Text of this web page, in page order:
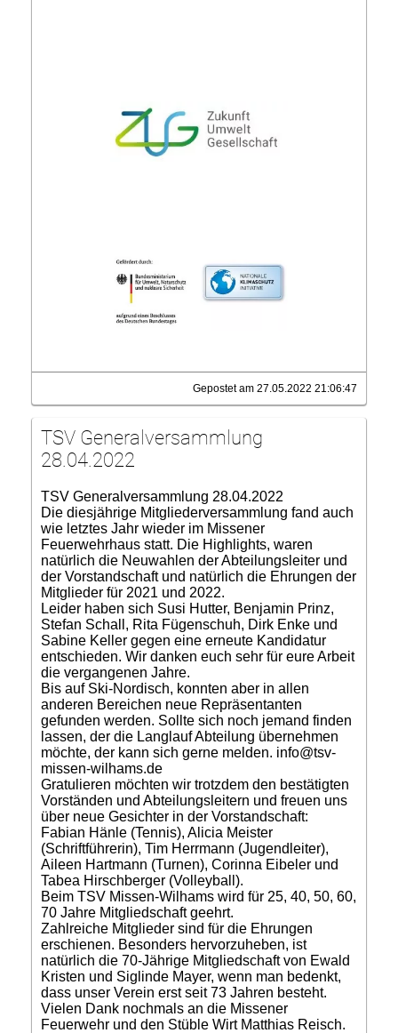
Gepostet am 27.05.2022 21:06:47
TSV Generalversammlung
28.04.2022
TSV Generalversammlung 28.04.2022
Die diesjährige Mitgliederversammlung fand auch
wie letztes Jahr wieder im Missener
Feuerwehrhaus statt. Die Highlights, waren
natürlich die Neuwahlen der Abteilungsleiter und
der Vorstandschaft und natürlich die Ehrungen der
Mitglieder für 2021 und 2022.
Leider haben sich Susi Hutter, Benjamin Prinz,
Stefan Schall, Rita Fügenschuh, Dirk Enke und
Sabine Keller gegen eine erneute Kandidatur
entschieden. Wir danken euch sehr für eure Arbeit
die vergangenen Jahre.
Bis auf Ski-Nordisch, konnten aber in allen
anderen Bereichen neue Repräsentanten
gefunden werden. Sollte sich noch jemand finden
lassen, der die Langlauf Abteilung übernehmen
möchte, der kann sich gerne melden. info@tsv-
missen-wilhams.de
Gratulieren möchten wir trotzdem den bestätigten
Vorständen und Abteilungsleitern und freuen uns
über neue Gesichter in der Vorstandschaft:
Fabian Hänle (Tennis), Alicia Meister
(Schriftführerin), Tim Herrmann (Jugendleiter),
Aileen Hartmann (Turnen), Corinna Eibeler und
Tabea Hirschberger (Volleyball).
Beim TSV Missen-Wilhams wird für 25, 40, 50, 60,
70 Jahre Mitgliedschaft geehrt.
Zahlreiche Mitglieder sind für die Ehrungen
erschienen. Besonders hervorzuheben, ist
natürlich die 70-Jährige Mitgliedschaft von Ewald
Kristen und Siglinde Mayer, wenn man bedenkt,
dass unser Verein erst seit 73 Jahren besteht.
Vielen Dank nochmals an die Missener
Feuerwehr und den Stüble Wirt Matthias Reisch.